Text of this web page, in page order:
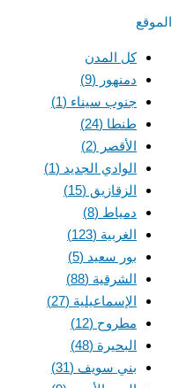
الموقع
كل المدن
دمنهور (9)
جنوب سيناء (1)
طنطا (24)
الأقصر (2)
الوادي الجديد (1)
الزقازيق (15)
دمياط (8)
الغربية (123)
بور سعيد (5)
الشرقية (88)
الإسماعيلية (27)
مطروح (12)
البحيرة (48)
بني سويف (31)